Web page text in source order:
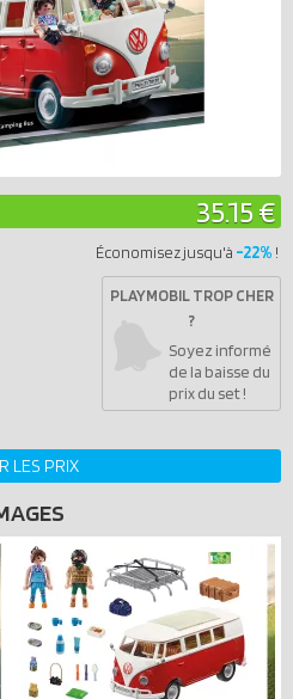
35.15 €
Économisez jusqu'à -22% !
PLAYMOBIL TROP CHER
?
Soyez informé
de la baisse du
prix du set !
LES PRIX